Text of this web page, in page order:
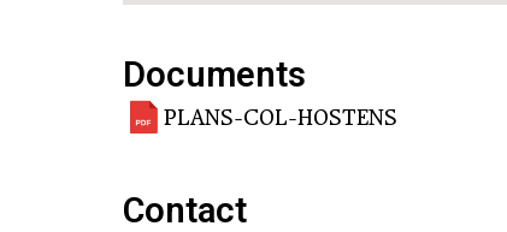
Documents
PLANS-COL-HOSTENS
Contact